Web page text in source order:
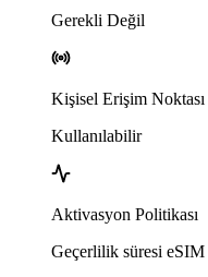
Gerekli Değil
Kişisel Erişim
Kullanılabilir
Aktivasyon Politikası
Geçerlilik süresi eSIM